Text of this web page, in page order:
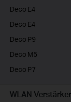
Deco E4
Deco E4
Deco P9
Deco M5
Deco P7
WLAN Verstärker